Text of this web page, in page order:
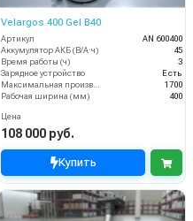
Velargos 400 Gel B40
Артикул
AN 600400
Аккумулятор АКБ (В/А·ч)
45
Время работы (ч)
3
Зарядное устройство
Есть
Максимальная производительность (кв.м/час)
1700
Рабочая ширина (мм)
400
Цена
108 000 руб.
Купить